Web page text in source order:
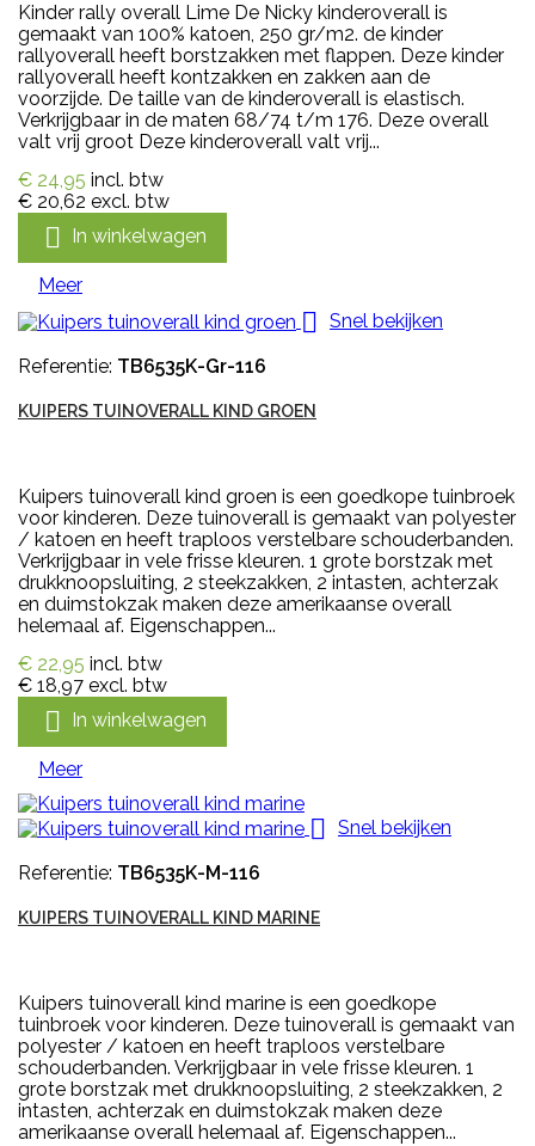
Kinder rally overall Lime De Nicky kinderoverall is
gemaakt van 100% katoen, 250 gr/m2. de kinder
rallyoverall heeft borstzakken met flappen. Deze kinder
rallyoverall heeft kontzakken en zakken aan de
voorzijde. De taille van de kinderoverall is elastisch.
Verkrijgbaar in de maten 68/74 t/m 176. Deze overall
valt vrij groot Deze kinderoverall valt vrij...
€ 24,95 incl. btw
€ 20,62 excl. btw
 In winkelwagen
Meer

Snel bekijken
Referentie: TB6535K-Gr-116
KUIPERS TUINOVERALL KIND GROEN
Kuipers tuinoverall kind groen is een goedkope tuinbroek
voor kinderen. Deze tuinoverall is gemaakt van polyester
/ katoen en heeft traploos verstelbare schouderbanden.
Verkrijgbaar in vele frisse kleuren. 1 grote borstzak met
drukknoopsluiting, 2 steekzakken, 2 intasten, achterzak
en duimstokzak maken deze amerikaanse overall
helemaal af. Eigenschappen...
€ 22,95 incl. btw
€ 18,97 excl. btw
 In winkelwagen
Meer
 Snel bekijken
Referentie: TB6535K-M-116
KUIPERS TUINOVERALL KIND MARINE
Kuipers tuinoverall kind marine is een goedkope
tuinbroek voor kinderen. Deze tuinoverall is gemaakt van
polyester / katoen en heeft traploos verstelbare
schouderbanden. Verkrijgbaar in vele frisse kleuren. 1
grote borstzak met drukknoopsluiting, 2 steekzakken, 2
intasten, achterzak en duimstokzak maken deze
amerikaanse overall helemaal af. Eigenschappen...